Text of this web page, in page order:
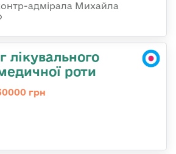
адмірала Михайла
лікувального
роти
грн